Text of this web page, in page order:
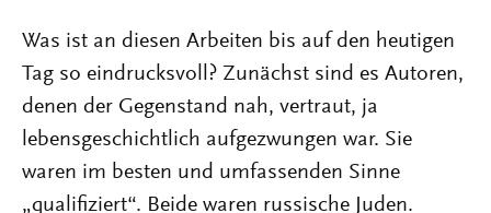
Was ist an diesen Arbeiten bis auf den heutigen
Tag so eindrucksvoll? Zunächst sind es Autoren,
denen der Gegenstand nah, vertraut, ja
lebensgeschichtlich aufgezwungen war. Sie
waren im besten und umfassenden Sinne
„qualifiziert“. Beide waren russische Juden.